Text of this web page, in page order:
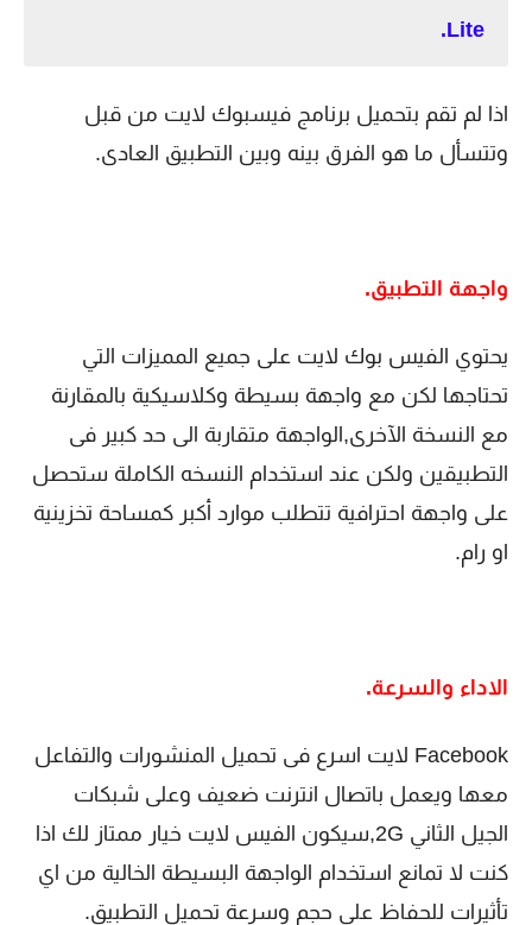
Lite.
اذا لم تقم بتحميل برنامج فيسبوك لايت من قبل
وتتسأل ما هو الفرق بينه وبين التطبيق العادى.
واجهة التطبيق.
يحتوي الفيس بوك لايت على جميع المميزات التي
تحتاجها لكن مع واجهة بسيطة وكلاسيكية بالمقارنة
مع النسخة الآخرى,الواجهة متقاربة الى حد كبير فى
التطبيقين ولكن عند استخدام النسخه الكاملة ستحصل
على واجهة احترافية تتطلب موارد أكبر كمساحة تخزينية
او رام.
الاداء والسرعة.
Facebook لايت اسرع فى تحميل المنشورات والتفاعل
معها ويعمل باتصال انترنت ضعيف وعلى شبكات
الجيل الثاني 2G,سيكون الفيس لايت خيار ممتاز لك اذا
كنت لا تمانع استخدام الواجهة البسيطة الخالية من اي
تأثيرات للحفاظ على حجم وسرعة تحميل التطبيق.